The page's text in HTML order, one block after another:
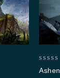
out
Ashen